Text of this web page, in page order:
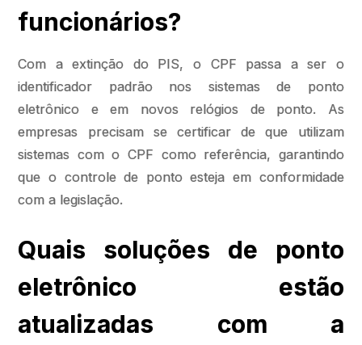
funcionários?
Com a extinção do PIS, o CPF passa a ser o
identificador padrão nos sistemas de ponto
eletrônico e em novos relógios de ponto. As
empresas precisam se certificar de que utilizam
sistemas com o CPF como referência, garantindo
que o controle de ponto esteja em conformidade
com a legislação.
Quais soluções de ponto
eletrônico estão
atualizadas com a